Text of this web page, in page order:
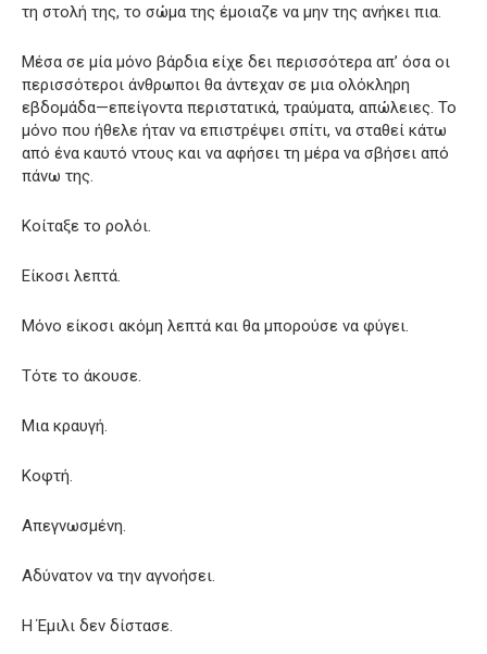
τη στολή της, το σώμα της έμοιαζε να μην της ανήκει πια.
Μέσα σε μία μόνο βάρδια είχε δει περισσότερα απ’ όσα οι
περισσότεροι άνθρωποι θα άντεχαν σε μια ολόκληρη
εβδομάδα—επείγοντα περιστατικά, τραύματα, απώλειες. Το
μόνο που ήθελε ήταν να επιστρέψει σπίτι, να σταθεί κάτω
από ένα καυτό ντους και να αφήσει τη μέρα να σβήσει από
πάνω της.
Κοίταξε το ρολόι.
Είκοσι λεπτά.
Μόνο είκοσι ακόμη λεπτά και θα μπορούσε να φύγει.
Τότε το άκουσε.
Μια κραυγή.
Κοφτή.
Απεγνωσμένη.
Αδύνατον να την αγνοήσει.
Η Έμιλι δεν δίστασε.